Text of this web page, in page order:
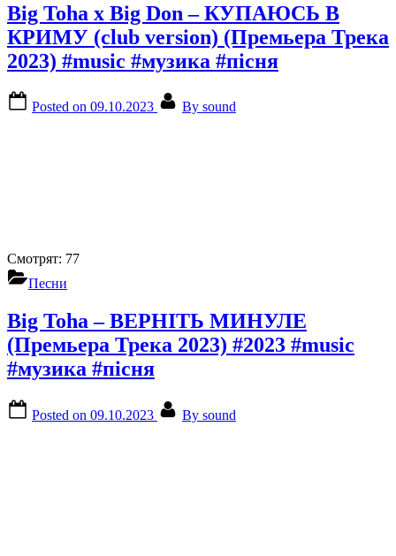
Big Toha x Big Don – КУПАЮСЬ В
КРИМУ (club version) (Премьера Трека
2023) #music #музика #пісня
Posted on 09.10.2023 By sound
Смотрят: 77
Песни
Big Toha – ВЕРНІТЬ МИНУЛЕ
(Премьера Трека 2023) #2023 #music
#музика #пісня
Posted on 09.10.2023 By sound